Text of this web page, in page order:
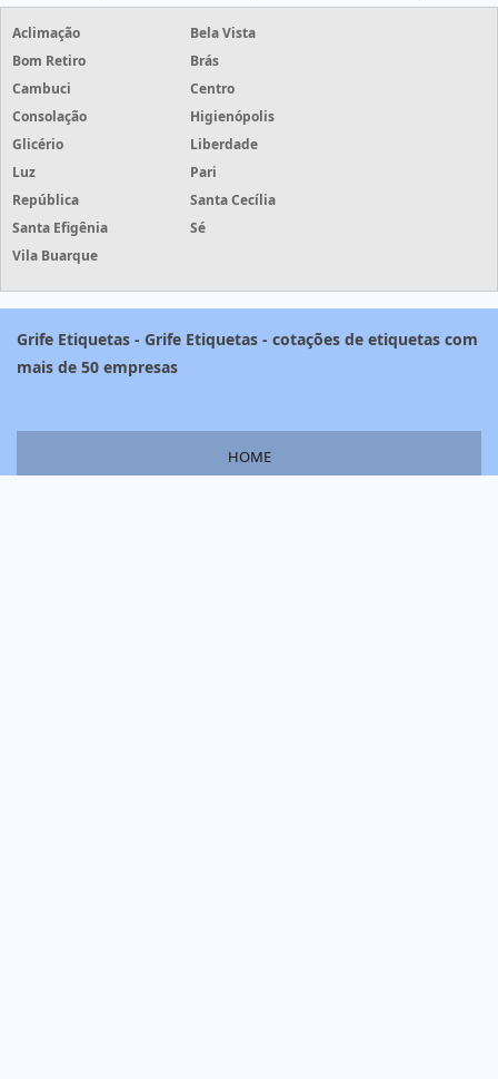
Aclimação
Bela Vista
Bom Retiro
Brás
Cambuci
Centro
Consolação
Higienópolis
Glicério
Liberdade
Luz
Pari
República
Santa Cecília
Santa Efigênia
Sé
Vila Buarque
Grife Etiquetas - Grife Etiquetas - cotações de etiquetas com
mais de 50 empresas
HOME